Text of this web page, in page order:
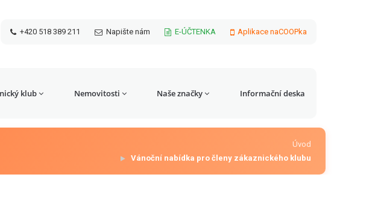
+420 518 389 211 Napište nám E-ÚČTENKA Aplikace naCOOPka
klub Nemovitosti Naše značky Informační deska
Úvod
Vánoční nabídka pro členy zákaznického klubu